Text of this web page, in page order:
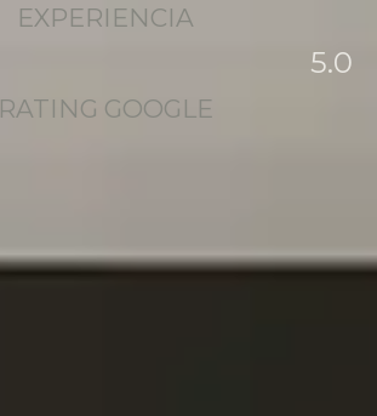
EXPERIENCIA
RATING GOOGLE
5.0